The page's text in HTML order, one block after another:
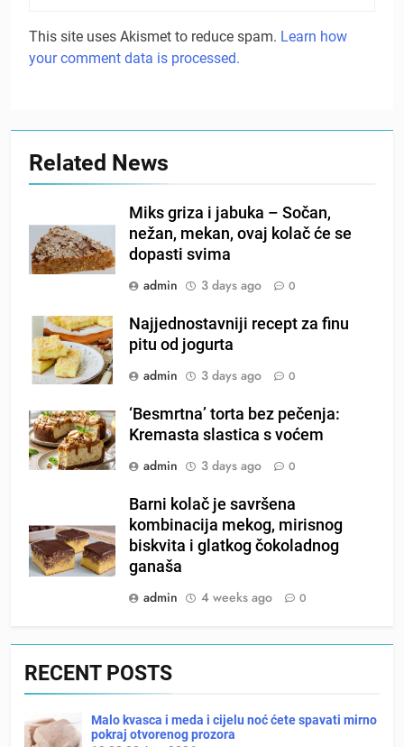
This site uses Akismet to reduce spam. Learn how
your comment data is processed.
Related News
Miks griza i jabuka – Sočan,
nežan, mekan, ovaj kolač će se
dopasti svima
admin
3 days ago 0
Najjednostavniji recept za finu
pitu od jogurta
admin
3 days ago 0
‘Besmrtna’ torta bez pečenja:
Kremasta slastica s voćem
admin
3 days ago 0
Barni kolač je savršena
kombinacija mekog, mirisnog
biskvita i glatkog čokoladnog
ganaša
admin
4 weeks ago 0
RECENT POSTS
Malo kvasca i meda i cijelu noć ćete spavati mirno
pokraj otvorenog prozora